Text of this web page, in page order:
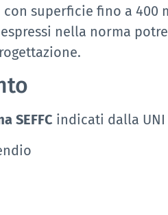
superficie fino a 400
nella norma
SEFFC indicati dalla